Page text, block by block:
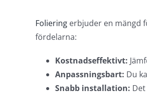
Folieringerbjuder en mängd
fördelarna:
Kostnadseffektivt:
Anpassningsbart: Du
Snabb installation: